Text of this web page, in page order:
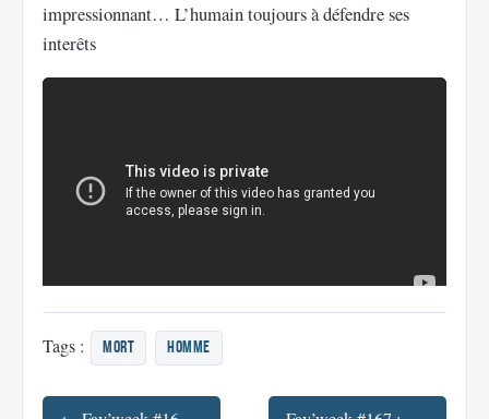
impressionnant… L’humain toujours à défendre ses
interêts
Tags : mort homme